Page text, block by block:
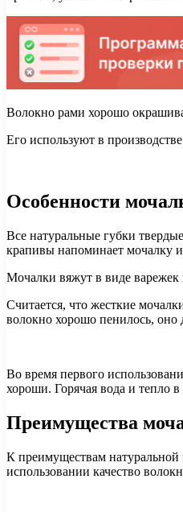
Волокно рами хорошо
Его используют в
Особенности
Все натуральные губки
крапивы напоминает мочалку
Мочалки вяжут в виде варежек
Считается, что жесткие
волокно хорошо пенилось, оно
Во время первого
хороши. Горячая вода и тепло
Преимущества
К преимуществам
использовании качество